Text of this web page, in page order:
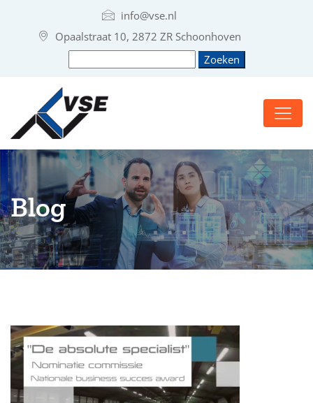
info@vse.nl
Opaalstraat 10, 2872 ZR Schoonhoven
Blog